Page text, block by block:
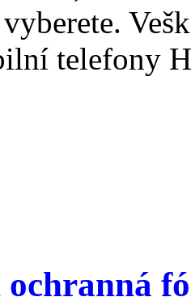
telefony
ochranná